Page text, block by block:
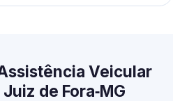
Veicular
de Fora‑MG